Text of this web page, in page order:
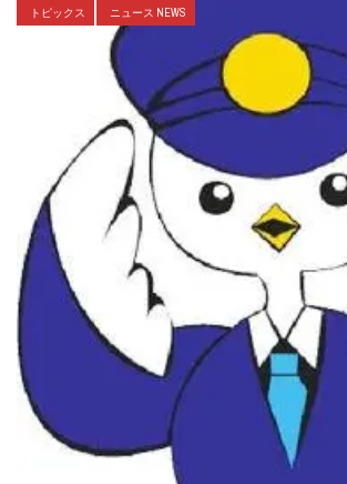
トピックス ニュース NEWS